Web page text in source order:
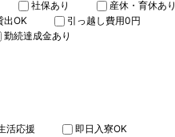
社保あり
産休・育休あり
出OK
引っ越し費用0円
勤続達成金あり
活応援
即日入寮OK